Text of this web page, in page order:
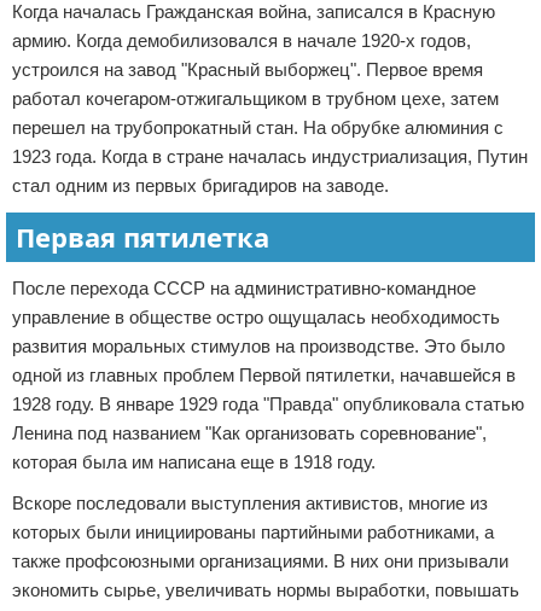
Когда началась Гражданская война, записался в Красную
армию. Когда демобилизовался в начале 1920-х годов,
устроился на завод "Красный выборжец". Первое время
работал кочегаром-отжигальщиком в трубном цехе, затем
перешел на трубопрокатный стан. На обрубке алюминия с
1923 года. Когда в стране началась индустриализация, Путин
стал одним из первых бригадиров на заводе.
Первая пятилетка
После перехода СССР на административно-командное
управление в обществе остро ощущалась необходимость
развития моральных стимулов на производстве. Это было
одной из главных проблем Первой пятилетки, начавшейся в
1928 году. В январе 1929 года "Правда" опубликовала статью
Ленина под названием "Как организовать соревнование",
которая была им написана еще в 1918 году.
Вскоре последовали выступления активистов, многие из
которых были инициированы партийными работниками, а
также профсоюзными организациями. В них они призывали
экономить сырье, увеличивать нормы выработки, повышать